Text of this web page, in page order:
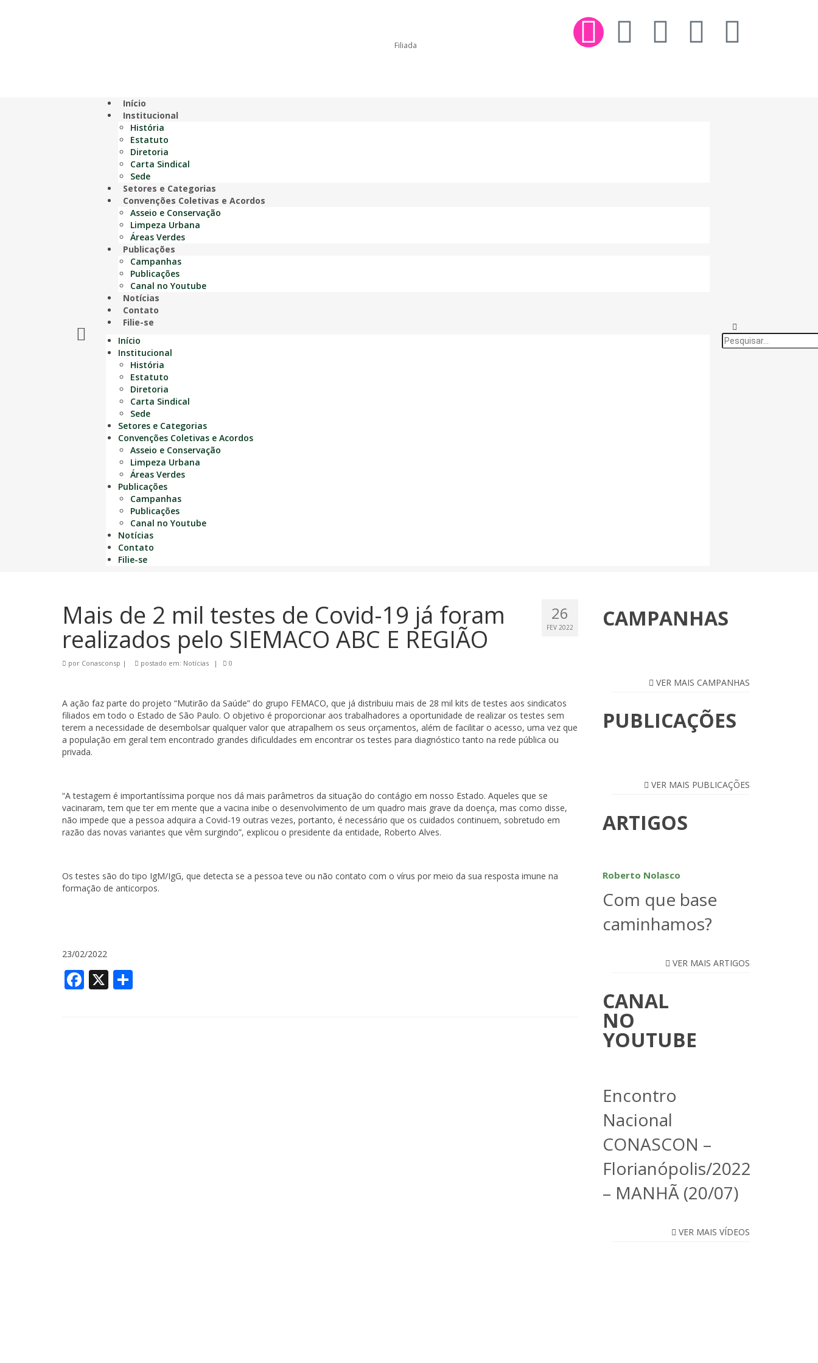
Filiada
Início
Institucional
História
Estatuto
Diretoria
Carta Sindical
Sede
Setores e Categorias
Convenções Coletivas e Acordos
Asseio e Conservação
Limpeza Urbana
Áreas Verdes
Publicações
Campanhas
Publicações
Canal no Youtube
Notícias
Contato
Filie-se
Início
Institucional
História
Estatuto
Diretoria
Carta Sindical
Sede
Setores e Categorias
Convenções Coletivas e Acordos
Asseio e Conservação
Limpeza Urbana
Áreas Verdes
Publicações
Campanhas
Publicações
Canal no Youtube
Notícias
Contato
Filie-se
26
FEV 2022
Mais de 2 mil testes de Covid-19 já foram
realizados pelo SIEMACO ABC E REGIÃO
por Conasconsp | postado em: Notícias | 0
A ação faz parte do projeto “Mutirão da Saúde” do grupo FEMACO, que já distribuiu mais de 28 mil kits de testes aos sindicatos
filiados em todo o Estado de São Paulo. O objetivo é proporcionar aos trabalhadores a oportunidade de realizar os testes sem
terem a necessidade de desembolsar qualquer valor que atrapalhem os seus orçamentos, além de facilitar o acesso, uma vez que
a população em geral tem encontrado grandes dificuldades em encontrar os testes para diagnóstico tanto na rede pública ou
privada.
“A testagem é importantíssima porque nos dá mais parâmetros da situação do contágio em nosso Estado. Aqueles que se
vacinaram, tem que ter em mente que a vacina inibe o desenvolvimento de um quadro mais grave da doença, mas como disse,
não impede que a pessoa adquira a Covid-19 outras vezes, portanto, é necessário que os cuidados continuem, sobretudo em
razão das novas variantes que vêm surgindo”, explicou o presidente da entidade, Roberto Alves.
Os testes são do tipo IgM/IgG, que detecta se a pessoa teve ou não contato com o vírus por meio da sua resposta imune na
formação de anticorpos.
23/02/2022
Facebook
X
CAMPANHAS
VER MAIS CAMPANHAS
PUBLICAÇÕES
VER MAIS PUBLICAÇÕES
ARTIGOS
Roberto Nolasco
Com que base
caminhamos?
VER MAIS ARTIGOS
CANAL
NO
YOUTUBE
Encontro
Nacional
CONASCON –
Florianópolis/2022
– MANHÃ (20/07)
VER MAIS VÍDEOS